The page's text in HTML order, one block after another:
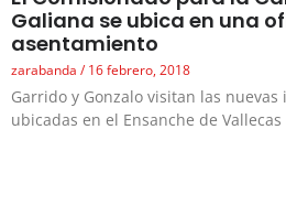
Galiana se ubica en una
asentamiento
zarabanda 16 febrero, 2018
Garrido y Gonzalo visitan las nuevas
ubicadas en el Ensanche de Vallecas